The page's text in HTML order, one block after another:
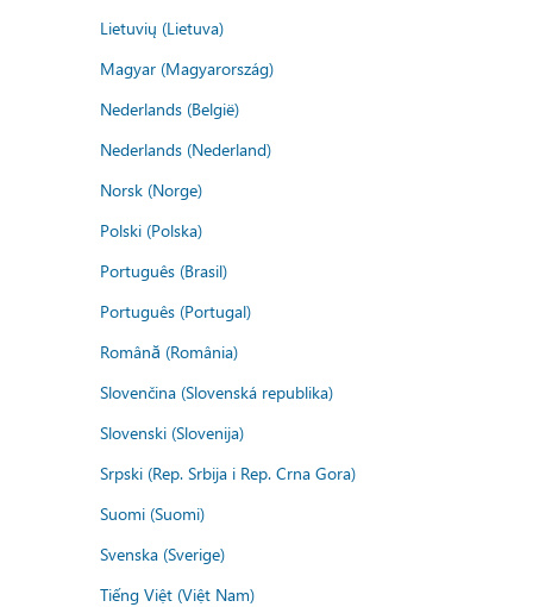
Lietuvių (Lietuva)
Magyar (Magyarország)
Nederlands (België)
Nederlands (Nederland)
Norsk (Norge)
Polski (Polska)
Português (Brasil)
Português (Portugal)
Română (România)
Slovenčina (Slovenská republika)
Slovenski (Slovenija)
Srpski (Rep. Srbija i Rep. Crna Gora)
Suomi (Suomi)
Svenska (Sverige)
Tiếng Việt (Việt Nam)